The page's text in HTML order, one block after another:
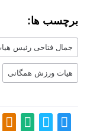
برچسب ها:
جمال فتاحی رئیس
هیات ورزش همگانی